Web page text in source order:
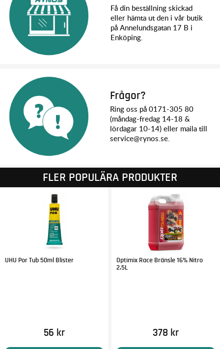
Få din beställning skickad
eller hämta ut den i vår butik
på Annelundsgatan 17 B i
Enköping.
Frågor?
Ring oss på 0171-305 80
(måndag-fredag 14-18 &
lördagar 10-14) eller maila till
service@rynos.se.
FLER POPULÄRA PRODUKTER
UHU Por Tub 50ml Blister
56 kr
Optimix Race Bränsle 16% Nitro
2,5L
378 kr